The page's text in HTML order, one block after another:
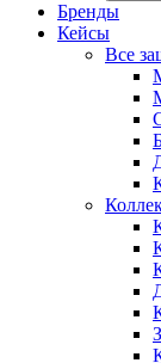
Бренды
Кейсы
Все